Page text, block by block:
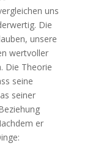
uns
Die
unsere
wertvoller
Die Theorie
seine
seiner
er